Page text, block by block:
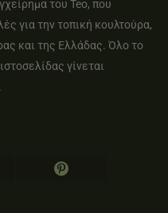
του Teo, που
για την τοπική κουλτούρα,
και της Ελλάδας. Όλο το
γίνεται